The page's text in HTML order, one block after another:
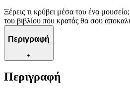
Ξέρεις τι κρύβει μέσα του ένα
του βιβλίου που κρατάς θα σου
Περιγραφή
+
Περιγραφή